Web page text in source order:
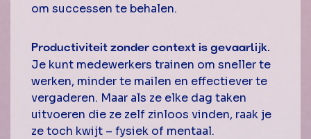
om successen te behalen.
Productiviteit zonder context is gevaarlijk.
Je kunt medewerkers trainen om sneller te
werken, minder te mailen en effectiever te
vergaderen. Maar als ze elke dag taken
uitvoeren die ze zelf zinloos vinden, raak je
ze toch kwijt – fysiek of mentaal.